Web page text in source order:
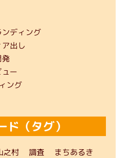
ディング
出し
発
ー
ング
ド（タグ）
之村 調査
まちあるき